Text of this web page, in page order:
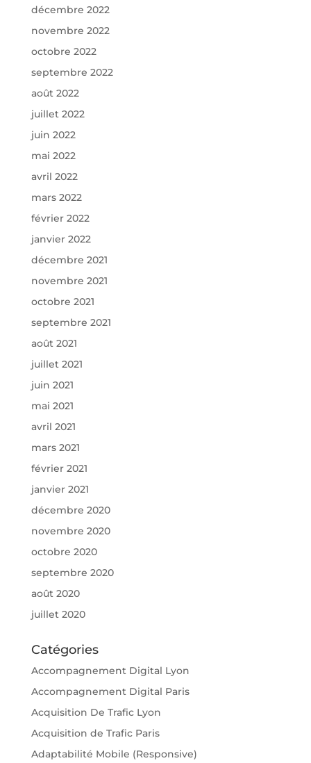
décembre 2022
novembre 2022
octobre 2022
septembre 2022
août 2022
juillet 2022
juin 2022
mai 2022
avril 2022
mars 2022
février 2022
janvier 2022
décembre 2021
novembre 2021
octobre 2021
septembre 2021
août 2021
juillet 2021
juin 2021
mai 2021
avril 2021
mars 2021
février 2021
janvier 2021
décembre 2020
novembre 2020
octobre 2020
septembre 2020
août 2020
juillet 2020
Catégories
Accompagnement Digital Lyon
Accompagnement Digital Paris
Acquisition De Trafic Lyon
Acquisition de Trafic Paris
Adaptabilité Mobile (Responsive)